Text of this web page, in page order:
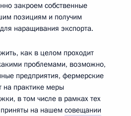
закроем собственные
позициям и получим
наращивания экспорта.
как в целом проходит
проблемами, возможно,
предприятия, фермерские
на практике меры
в том числе в рамках тех
на нашем совещании